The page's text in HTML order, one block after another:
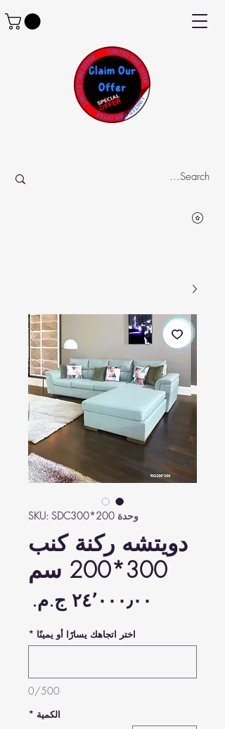
وحدة SKU: SDC300*200
دويتشه ركنة كنب
300*200 سم
اختر اتجاهك يسارًا أو يمينًا *
0/500
الكمية *